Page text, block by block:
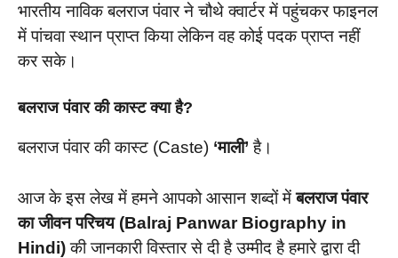
भारतीय नाविक बलराज पंवार ने चौथे क्वार्टर में पहुंचकर फाइनल
में पांचवा स्थान प्राप्त किया लेकिन वह कोई पदक प्राप्त नहीं
कर सके।
बलराज पंवार की कास्ट क्या है?
बलराज पंवार की कास्ट (Caste) ‘माली’है।
आज के इस लेख में हमने आपको आसान शब्दों मेंबलराज पंवार
का जीवन परिचय (Balraj Panwar Biography in
Hindi)की जानकारी विस्तार से दी है उम्मीद है हमारे द्वारा दी